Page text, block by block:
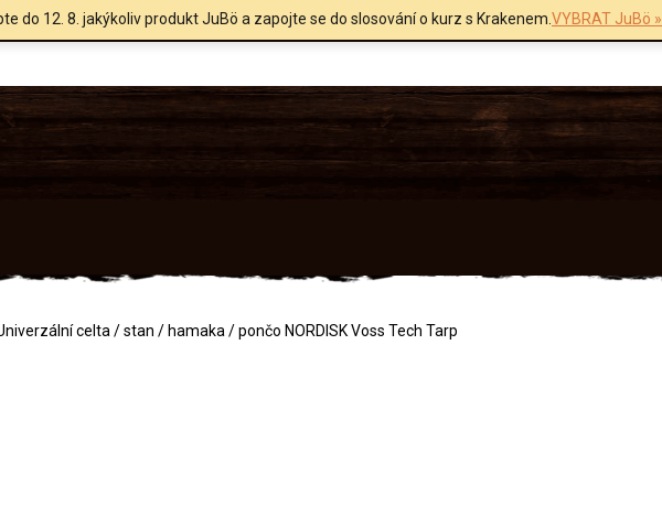
do 12. 8. jakýkoliv produkt JuBö a zapojte se do slosování o kurz s Krakenem.VYBRAT JuBö »
celta / stan / hamaka / pončo NORDISK Voss Tech Tarp